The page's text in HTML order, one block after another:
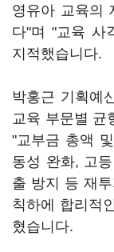
영유아 교육의
다"며 "교육 사
지적했습니다.
박홍근 기획예
교육 부문별 균
"교부금 총액
동성 완화, 고
출 방지 등 재
칙하에 합리적
혔습니다.